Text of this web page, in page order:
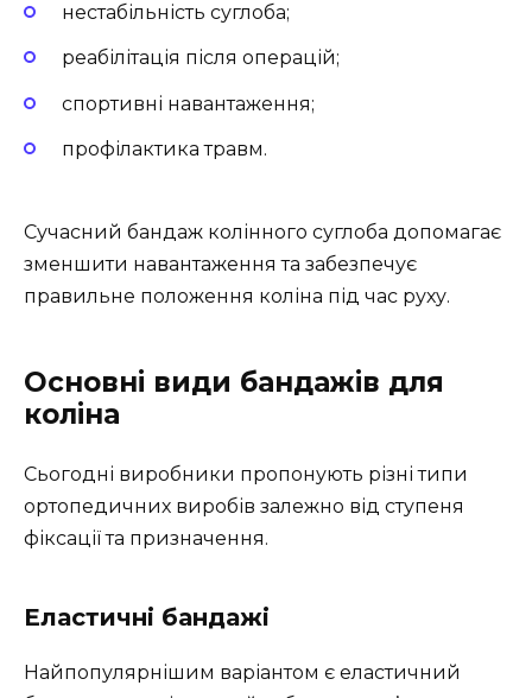
нестабільність суглоба;
реабілітація після операцій;
спортивні навантаження;
профілактика травм.
Сучасний бандаж колінного суглоба допомагає
зменшити навантаження та забезпечує
правильне положення коліна під час руху.
Основні види бандажів для
коліна
Сьогодні виробники пропонують різні типи
ортопедичних виробів залежно від ступеня
фіксації та призначення.
Еластичні бандажі
Найпопулярнішим варіантом є еластичний